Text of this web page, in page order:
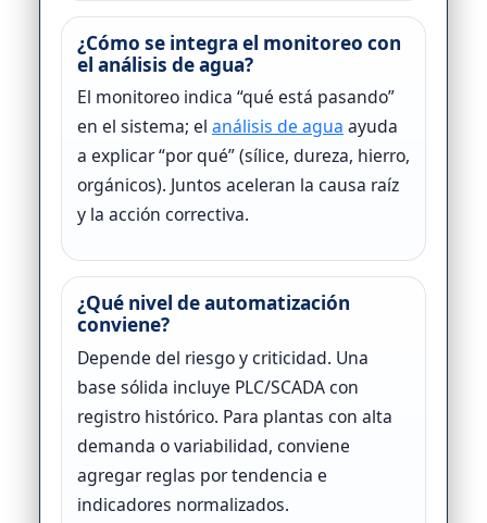
¿Cómo se integra el monitoreo con
el análisis de agua?
El monitoreo indica “qué está pasando”
en el sistema; el análisis de agua ayuda
a explicar “por qué” (sílice, dureza, hierro,
orgánicos). Juntos aceleran la causa raíz
y la acción correctiva.
¿Qué nivel de automatización
conviene?
Depende del riesgo y criticidad. Una
base sólida incluye PLC/SCADA con
registro histórico. Para plantas con alta
demanda o variabilidad, conviene
agregar reglas por tendencia e
indicadores normalizados.